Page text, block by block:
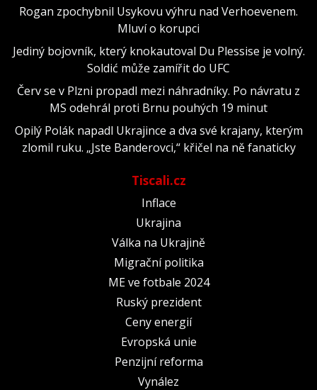
Rogan zpochybnil Usykovu výhru nad Verhoevenem.
Mluví o korupci
Jediný bojovník, který knokautoval Du Plessise je volný.
Soldić může zamířit do UFC
Červ se v Plzni propadl mezi náhradníky. Po návratu z
MS odehrál proti Brnu pouhých 19 minut
Opilý Polák napadl Ukrajince a dva své krajany, kterým
zlomil ruku. „Jste Banderovci,“ křičel na ně fanaticky
Tiscali.cz
Inflace
Ukrajina
Válka na Ukrajině
Migrační politika
ME ve fotbale 2024
Ruský prezident
Ceny energií
Evropská unie
Penzijní reforma
Vynález